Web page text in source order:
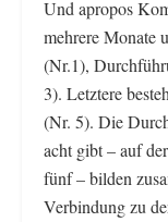
Und apropos
mehrere Monate
(Nr.1),
3). Letztere
(Nr. 5). Die
acht gibt – auf
fünf – bilden
Verbindung zu